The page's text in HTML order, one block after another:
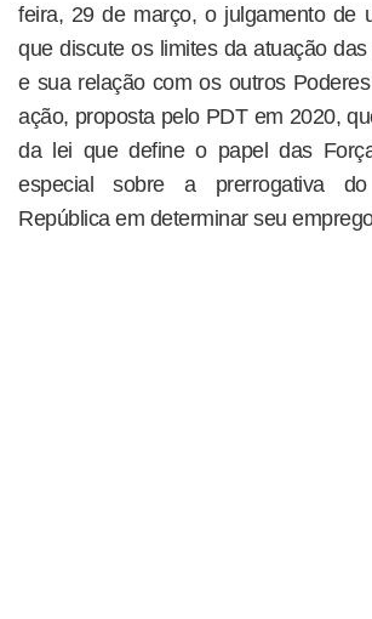
feira, 29 de março, o julgamento de
que discute os limites da atuação
e sua relação com os outros
ação, proposta pelo PDT em 2020,
da lei que define o papel das
especial sobre a prerrogativa
República em determinar seu